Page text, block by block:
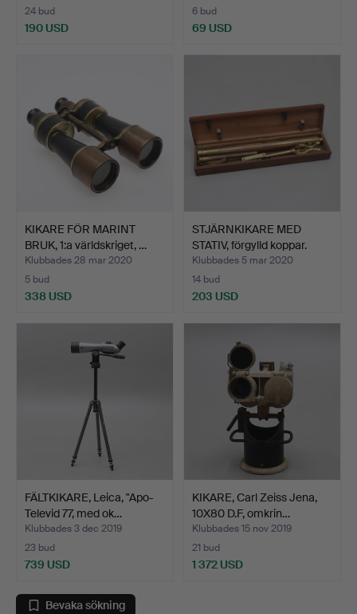
24 bud
190 USD
6 bud
69 USD
KIKARE FÖR MARINT
BRUK, 1:a världskriget, …
Klubbades 28 mar 2020
5 bud
338 USD
STJÄRNKIKARE MED
STATIV, förgylld koppar.
Klubbades 5 mar 2020
14 bud
203 USD
FÄLTKIKARE, Leica, "Apo-
Televid 77, med ok…
Klubbades 3 dec 2019
23 bud
739 USD
KIKARE, Carl Zeiss Jena,
10X80 D.F, omkrin…
Klubbades 15 nov 2019
21 bud
1 372 USD
Bevaka sökning